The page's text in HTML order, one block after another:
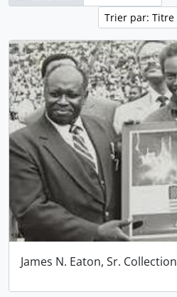
Trier par: Titre
James N. Eaton, Sr. Collection